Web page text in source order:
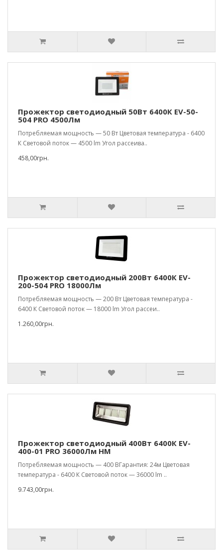
Прожектор светодиодный 50Вт 6400К EV-50-
504 PRO 4500Лм
Потребляемая мощность — 50 Вт Цветовая температура - 6400
К Световой поток — 4500 lm Угол рассеива..
458,00грн.
Прожектор светодиодный 200Вт 6400К EV-
200-504 PRO 18000Лм
Потребляемая мощность — 200 Вт Цветовая температура -
6400 К Световой поток — 18000 lm Угол рассеи..
1.260,00грн.
Прожектор светодиодный 400Вт 6400К EV-
400-01 PRO 36000Лм HM
Потребляемая мощность — 400 ВГарантия: 24м Цветовая
температура - 6400 К Световой поток — 36000 lm ..
9.743,00грн.